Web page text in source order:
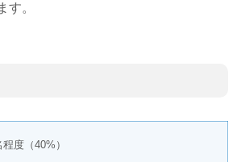
す。
程度（40%）